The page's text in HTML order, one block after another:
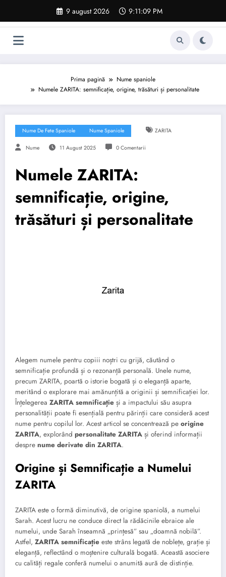
conținut
9 august 2026 9:11:10 PM
Prima pagină
Nume spaniole
Numele ZARITA: semnificație, origine, trăsături și personalitate
Nume De Fete Spaniole Nume Spaniole ZARITA
Nume 11 August 2025 0 Comentarii
Numele ZARITA:
semnificație, origine,
trăsături și personalitate
Alegem numele pentru copiii noștri cu grijă, căutând o
semnificație profundă și o rezonanță personală. Unele nume,
precum ZARITA, poartă o istorie bogată și o eleganță aparte,
meritând o explorare mai amănunțită a originii și semnificației lor.
Înțelegerea ZARITA semnificație și a impactului său asupra
personalității poate fi esențială pentru părinții care consideră acest
nume pentru copilul lor. Acest articol se concentrează pe origine
ZARITA, explorând personalitate ZARITA și oferind informații
despre nume derivate din ZARITA.
Origine și Semnificație a Numelui
ZARITA
ZARITA este o formă diminutivă, de origine spaniolă, a numelui
Sarah. Acest lucru ne conduce direct la rădăcinile ebraice ale
numelui, unde Sarah înseamnă „prințesă” sau „doamnă nobilă”.
Astfel, ZARITA semnificație este strâns legată de noblețe, grație și
eleganță, reflectând o moștenire culturală bogată. Această asociere
cu calități regale conferă numelui o anumită aură de distinție.